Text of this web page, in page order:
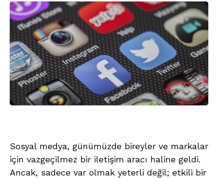
Sosyal medya, günümüzde bireyler ve markalar
için vazgeçilmez bir iletişim aracı haline geldi.
Ancak, sadece var olmak yeterli değil; etkili bir